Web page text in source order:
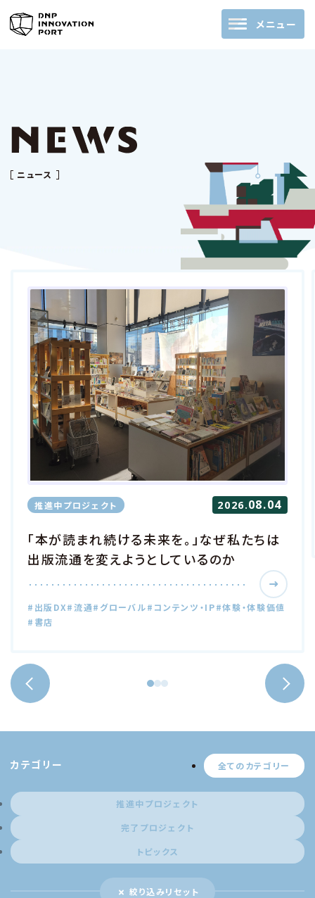
メニュー
ニュース
推進中プロジェクト 2026.08.04
「本が読まれ続ける未来を。」なぜ私たちは
出版流通を変えようとしているのか
#出版DX#流通#グローバル#コンテンツ・IP#体験・体験価値
#書店
カテゴリー 全てのカテゴリー
推進中プロジェクト
完了プロジェクト
トピックス
絞り込みリセット